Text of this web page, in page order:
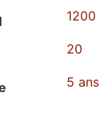
1200
20
5 ans